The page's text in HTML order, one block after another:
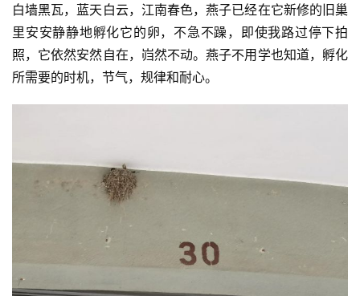
白墙黑瓦，蓝天白云，江南春色，燕子已经在它新修的旧巢
里安安静静地孵化它的卵，不急不躁，即使我路过停下拍
照，它依然安然自在，岿然不动。燕子不用学也知道，孵化
所需要的时机，节气，规律和耐心。